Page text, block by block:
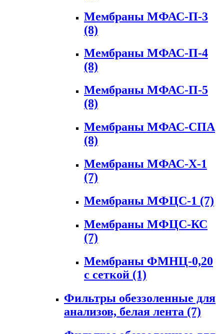
Мембраны МФАС-П-3
(8)
Мембраны МФАС-П-4
(8)
Мембраны МФАС-П-5
(8)
Мембраны МФАС-СПА
(8)
Мембраны МФАС-Х-1
(7)
Мембраны МФЦС-1 (7)
Мембраны МФЦС-КС
(7)
Мембраны ФМНЦ-0,20
с сеткой (1)
Фильтры обеззоленные для
анализов, белая лента (7)